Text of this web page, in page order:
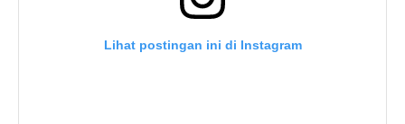
Lihat postingan ini di Instagram